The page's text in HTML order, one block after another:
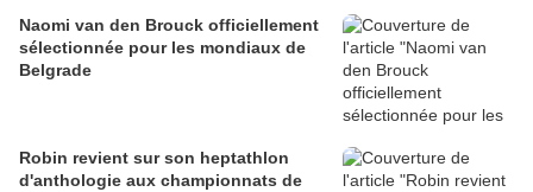
Naomi van den Brouck officiellement
sélectionnée pour les mondiaux de
Belgrade
Robin revient sur son heptathlon
d'anthologie aux championnats de